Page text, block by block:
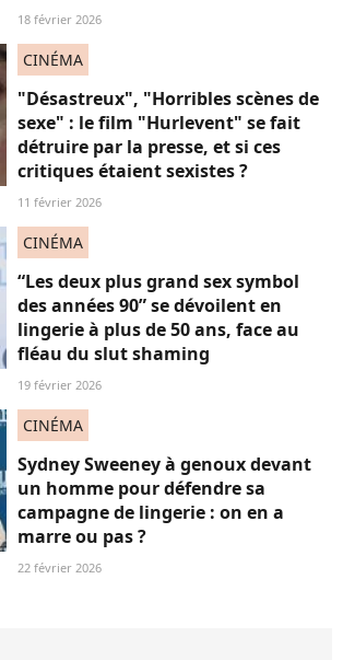
18 février 2026
CINÉMA
"Désastreux", "Horribles scènes de
sexe" : le film "Hurlevent" se fait
détruire par la presse, et si ces
critiques étaient sexistes ?
11 février 2026
CINÉMA
“Les deux plus grand sex symbol
des années 90” se dévoilent en
lingerie à plus de 50 ans, face au
fléau du slut shaming
19 février 2026
CINÉMA
Sydney Sweeney à genoux devant
un homme pour défendre sa
campagne de lingerie : on en a
marre ou pas ?
22 février 2026